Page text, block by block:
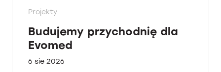
Projekty
Budujemy przychodnię dla
Evomed
6 sie 2026